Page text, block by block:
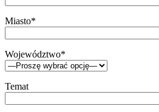
Miasto*
Województwo*
Temat